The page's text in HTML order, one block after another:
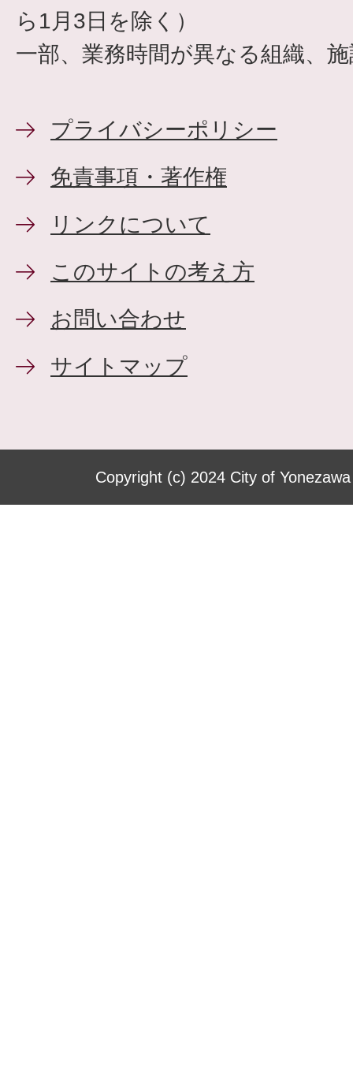
ら1月3日を除く）
一部、業務時間が異なる組織、
プライバシーポリシー
免責事項・著作権
リンクについて
このサイトの考え方
お問い合わせ
サイトマップ
Copyright (c) 2024 City of